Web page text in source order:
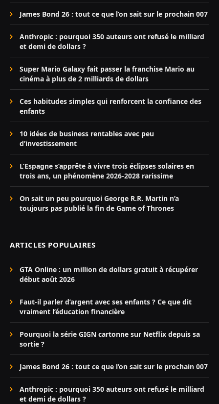
James Bond 26 : tout ce que l’on sait sur le prochain 007
Anthropic : pourquoi 350 auteurs ont refusé le milliard
et demi de dollars ?
Super Mario Galaxy fait passer la franchise Mario au
cinéma à plus de 2 milliards de dollars
Ces habitudes simples qui renforcent la confiance des
enfants
10 idées de business rentables avec peu
d’investissement
L’Espagne s’apprête à vivre trois éclipses solaires en
trois ans, un phénomène 2026-2028 rarissime
On sait un peu pourquoi George R.R. Martin n’a
toujours pas publié la fin de Game of Thrones
ARTICLES POPULAIRES
GTA Online : un million de dollars gratuit à récupérer
début août 2026
Faut-il parler d’argent avec ses enfants ? Ce que dit
vraiment l’éducation financière
Pourquoi la série GIGN cartonne sur Netflix depuis sa
sortie ?
James Bond 26 : tout ce que l’on sait sur le prochain 007
Anthropic : pourquoi 350 auteurs ont refusé le milliard
et demi de dollars ?